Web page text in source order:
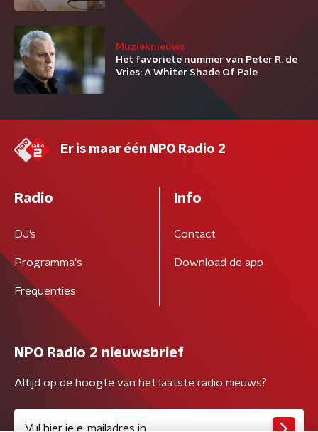
Muzieknieuws
Het favoriete nummer van Peter R. de
Vries: A Whiter Shade Of Pale
Er is maar één NPO Radio 2
Radio
DJ’s
Programma's
Frequenties
Info
Contact
Download de app
NPO Radio 2 nieuwsbrief
Altijd op de hoogte van het laatste radio nieuws?